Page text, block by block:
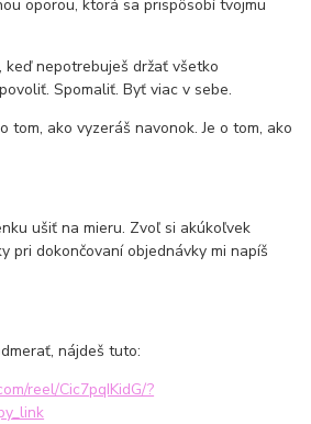
oporou, ktorá sa prispôsobí tvojmu
keď nepotrebuješ držať všetko
Spomaliť. Byť viac v sebe.
tom, ako vyzeráš navonok. Je o tom, ako
ušiť na mieru. Zvoľ si akúkoľvek
pri dokončovaní objednávky mi napíš
nájdeš tuto:
reel/Cic7pqIKidG/?